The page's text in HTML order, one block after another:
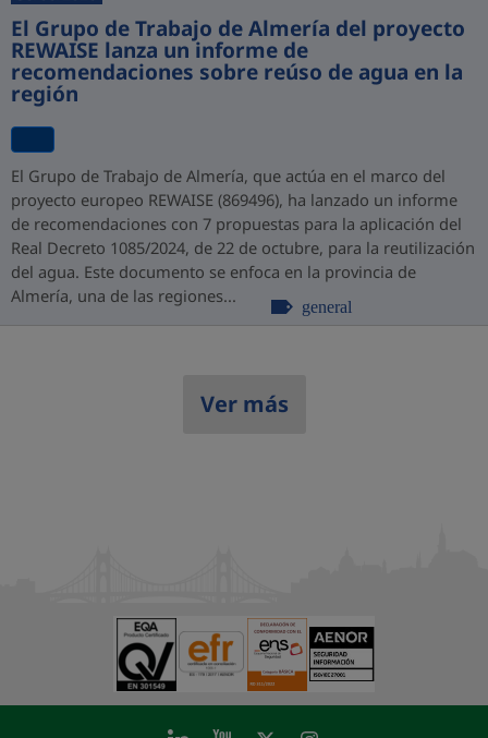
El Grupo de Trabajo de Almería del proyecto
REWAISE lanza un informe de
recomendaciones sobre reúso de agua en la
región
El Grupo de Trabajo de Almería, que actúa en el marco del
proyecto europeo REWAISE (869496), ha lanzado un informe
de recomendaciones con 7 propuestas para la aplicación del
Real Decreto 1085/2024, de 22 de octubre, para la reutilización
del agua. Este documento se enfoca en la provincia de
Almería, una de las regiones...
general
Ver más